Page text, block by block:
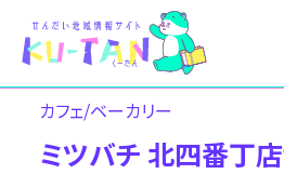
カフェ/ベーカリー
ミツバチ 北四番丁店